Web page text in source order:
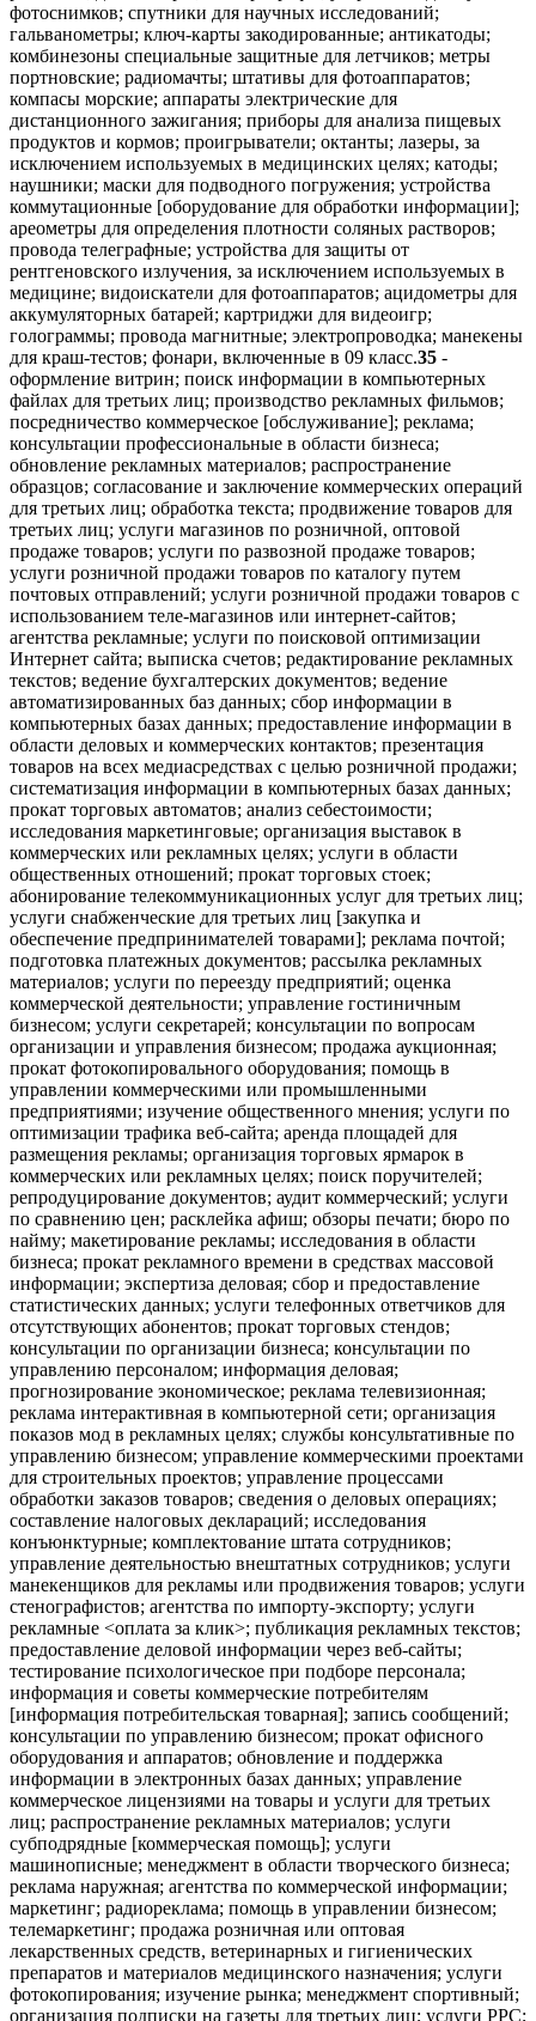
35 -
оформление витрин; поиск информации в компьютерных
файлах для третьих лиц; производство рекламных фильмов;
посредничество коммерческое [обслуживание]; реклама;
консультации профессиональные в области бизнеса;
обновление рекламных материалов; распространение
образцов; согласование и заключение коммерческих операций
для третьих лиц; обработка текста; продвижение товаров для
третьих лиц; услуги магазинов по розничной, оптовой
продаже товаров; услуги по развозной продаже товаров;
услуги розничной продажи товаров по каталогу путем
почтовых отправлений; услуги розничной продажи товаров с
использованием теле-магазинов или интернет-сайтов;
агентства рекламные; услуги по поисковой оптимизации
Интернет сайта; выписка счетов; редактирование рекламных
текстов; ведение бухгалтерских документов; ведение
автоматизированных баз данных; сбор информации в
компьютерных базах данных; предоставление информации в
области деловых и коммерческих контактов; презентация
товаров на всех медиасредствах с целью розничной продажи;
систематизация информации в компьютерных базах данных;
прокат торговых автоматов; анализ себестоимости;
исследования маркетинговые; организация выставок в
коммерческих или рекламных целях; услуги в области
общественных отношений; прокат торговых стоек;
абонирование телекоммуникационных услуг для третьих лиц;
услуги снабженческие для третьих лиц [закупка и
обеспечение предпринимателей товарами]; реклама почтой;
подготовка платежных документов; рассылка рекламных
материалов; услуги по переезду предприятий; оценка
коммерческой деятельности; управление гостиничным
бизнесом; услуги секретарей; консультации по вопросам
организации и управления бизнесом; продажа аукционная;
прокат фотокопировального оборудования; помощь в
управлении коммерческими или промышленными
предприятиями; изучение общественного мнения; услуги по
оптимизации трафика веб-сайта; аренда площадей для
размещения рекламы; организация торговых ярмарок в
коммерческих или рекламных целях; поиск поручителей;
репродуцирование документов; аудит коммерческий; услуги
по сравнению цен; расклейка афиш; обзоры печати; бюро по
найму; макетирование рекламы; исследования в области
бизнеса; прокат рекламного времени в средствах массовой
информации; экспертиза деловая; сбор и предоставление
статистических данных; услуги телефонных ответчиков для
отсутствующих абонентов; прокат торговых стендов;
консультации по организации бизнеса; консультации по
управлению персоналом; информация деловая;
прогнозирование экономическое; реклама телевизионная;
реклама интерактивная в компьютерной сети; организация
показов мод в рекламных целях; службы консультативные по
управлению бизнесом; управление коммерческими проектами
для строительных проектов; управление процессами
обработки заказов товаров; сведения о деловых операциях;
составление налоговых деклараций; исследования
конъюнктурные; комплектование штата сотрудников;
управление деятельностью внештатных сотрудников; услуги
манекенщиков для рекламы или продвижения товаров; услуги
стенографистов; агентства по импорту-экспорту; услуги
рекламные <оплата за клик>; публикация рекламных текстов;
предоставление деловой информации через веб-сайты;
тестирование психологическое при подборе персонала;
информация и советы коммерческие потребителям
[информация потребительская товарная]; запись сообщений;
консультации по управлению бизнесом; прокат офисного
оборудования и аппаратов; обновление и поддержка
информации в электронных базах данных; управление
коммерческое лицензиями на товары и услуги для третьих
лиц; распространение рекламных материалов; услуги
субподрядные [коммерческая помощь]; услуги
машинописные; менеджмент в области творческого бизнеса;
реклама наружная; агентства по коммерческой информации;
маркетинг; радиореклама; помощь в управлении бизнесом;
телемаркетинг; продажа розничная или оптовая
лекарственных средств, ветеринарных и гигиенических
препаратов и материалов медицинского назначения; услуги
фотокопирования; изучение рынка; менеджмент спортивный;
организация подписки на газеты для третьих лиц; услуги PPC;